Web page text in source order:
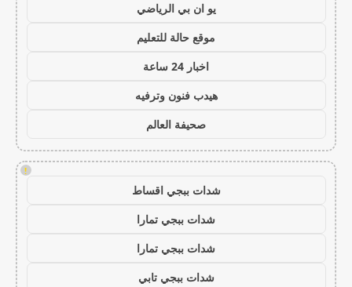
يو ان بي الرياضي
موقع حالة للتعليم
اخبار 24 ساعة
هيدب فنون وترفيه
صحيفة العالم
!
شدات ببجي اقساط
شدات ببجي تمارا
شدات ببجي تمارا
شدات ببجي تابي